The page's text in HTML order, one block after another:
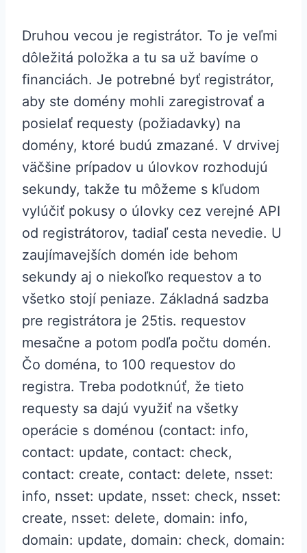
Druhou vecou je registrátor. To je veľmi
dôležitá položka a tu sa už bavíme o
financiách. Je potrebné byť registrátor,
aby ste domény mohli zaregistrovať a
posielať requesty (požiadavky) na
domény, ktoré budú zmazané. V drvivej
väčšine prípadov u úlovkov rozhodujú
sekundy, takže tu môžeme s kľudom
vylúčiť pokusy o úlovky cez verejné API
od registrátorov, tadiaľ cesta nevedie. U
zaujímavejších domén ide behom
sekundy aj o niekoľko requestov a to
všetko stojí peniaze. Základná sadzba
pre registrátora je 25tis. requestov
mesačne a potom podľa počtu domén.
Čo doména, to 100 requestov do
registra. Treba podotknúť, že tieto
requesty sa dajú využiť na všetky
operácie s doménou (contact: info,
contact: update, contact: check,
contact: create, contact: delete, nsset:
info, nsset: update, nsset: check, nsset:
create, nsset: delete, domain: info,
domain: update, domain: check, domain: